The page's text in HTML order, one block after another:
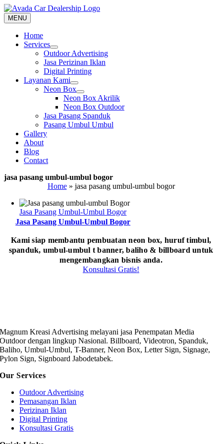
Skip
to
content
MENU
Home
Services
Outdoor Advertising
Jasa Perizinan Iklan
Digital Printing
Layanan Kami
Neon Box
Neon Box Akrilik
Neon Box Outdoor
Jasa Pasang Spanduk
Pasang Umbul Umbul
Gallery
About
Blog
Contact
jasa pasang umbul-umbul bogor
Home» jasa pasang umbul-umbul bogor
Jasa Pasang Umbul-Umbul Bogor
Jasa Pasang Umbul-Umbul Bogor
Kami siap membantu pembuatan neon box, huruf timbul,
spanduk, umbul-umbul t banner, baliho & billboard untuk
mengembangkan bisnis anda.
Konsultasi Gratis!
Magnum Kreasi Advertising melayani jasa Penempatan Media
Outdoor dengan lingkup Nasional. Billboard, Videotron, Spanduk,
Baliho, Umbul-Umbul, T-Banner, Neon Box, Letter Sign, Signage,
Pylon Sign, Signboard Jabodetabek.
Our Services
Outdoor Advertising
Pemasangan Iklan
Perizinan Iklan
Digital Printing
Konsultasi Gratis